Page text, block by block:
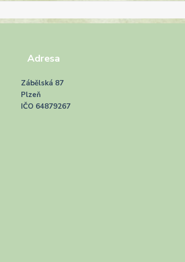
Adresa
Zábělská 87
Plzeň
IČO 64879267